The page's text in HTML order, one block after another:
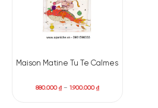
Maison Matine Tu Te Calmes
880.000₫– 1.900.000₫